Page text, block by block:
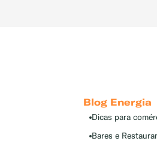
Blog Energia
Dicas para
Bares e